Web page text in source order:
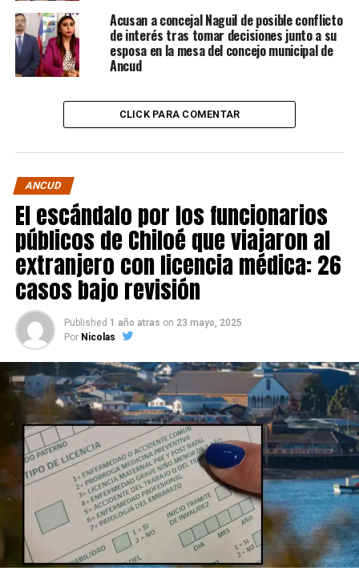
Acusan a concejal Naguil de posible conflicto
de interés tras tomar decisiones junto a su
esposa en la mesa del concejo municipal de
Ancud
CLICK PARA COMENTAR
ANCUD
El escándalo por los funcionarios
públicos de Chiloé que viajaron al
extranjero con licencia médica: 26
casos bajo revisión
Published 1 año atras on 23 mayo, 2025
Por Nicolas